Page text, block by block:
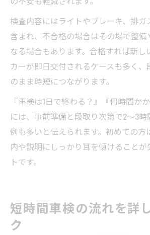
検査内容にはライトやブレーキ、排ガ
含まれ、不合格の場合はその場で整備
なる場合もあります。合格すれば新し
カーが即日交付されるケースも多く、
のまま時短につながります。
『車検は1日で終わる？』『何時間か
には、事前準備と段取り次第で2～3
例も多いと伝えられます。初めての方
内や説明にしっかり耳を傾けること
トです。
短時間車検の流れを詳
ク